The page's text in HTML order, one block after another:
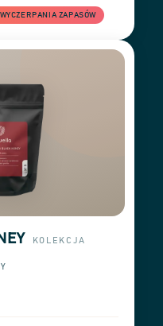
ZAPASÓW
KOLEKCJA